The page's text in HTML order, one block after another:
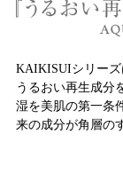
KAIKISUIシリー
うるおい再生成分
湿を美肌の第一条
来の成分が角層の